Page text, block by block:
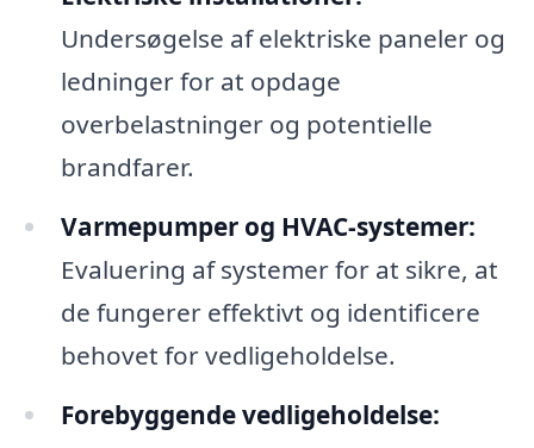
Undersøgelse af elektriske paneler og
ledninger for at opdage
overbelastninger og potentielle
brandfarer.
Varmepumper og HVAC-systemer:
Evaluering af systemer for at sikre, at
de fungerer effektivt og identificere
behovet for vedligeholdelse.
Forebyggende vedligeholdelse: